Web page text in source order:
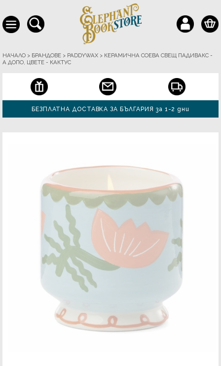
НАЧАЛО > БРАНДОВЕ > PADDYWAX > КЕРАМИЧНА СОЕВА СВЕЩ ПАДИВАКС -
А ДОПО, ЦВЕТЕ - КАКТУС
БЕЗПЛАТНА ДОСТАВКА ЗА БЪЛГАРИЯ за 1-2 дни